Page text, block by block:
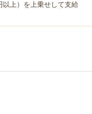
上）を上乗せして支給